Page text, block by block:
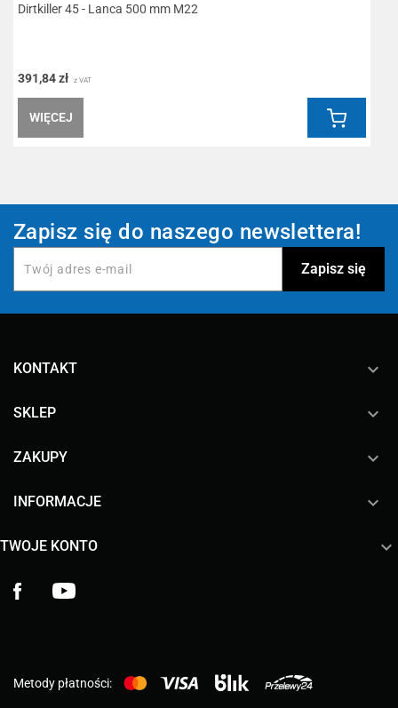
Dirtkiller 45 - Lanca 500 mm M22
391,84 zł z VAT
WIĘCEJ
Zapisz się do naszego newslettera!
KONTAKT keyboard_arrow_down
SKLEP 
ZAKUPY 
INFORMACJE 
TWOJE KONTO 
Facebook
Metody płatności: